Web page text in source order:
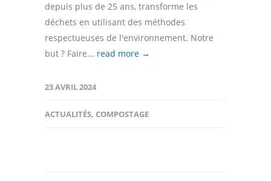
depuis plus de 25 ans, transforme les
déchets en utilisant des méthodes
respectueuses de l'environnement. Notre
but ? Faire... read more →
23 AVRIL 2024
ACTUALITÉS, COMPOSTAGE